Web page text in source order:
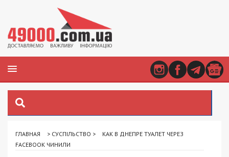
ГЛАВНАЯ > СУСПІЛЬСТВО >
КАК В ДНЕПРЕ ТУАЛЕТ ЧЕРЕЗ
FACEBOOK ЧИНИЛИ